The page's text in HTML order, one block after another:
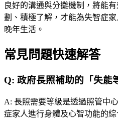
良好的溝通與分攤機制，將能
劃、積極了解，才能為失智症
晚年生活。
常見問題快速解答
Q: 政府長照補助的「失能
A: 長照需要等級是透過照管中
症家人進行身體及心智功能的